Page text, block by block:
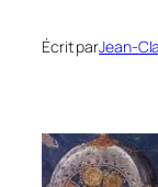
Écrit parJean-